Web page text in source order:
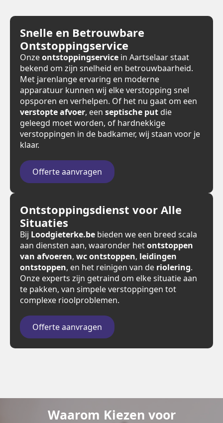
Snelle en Betrouwbare
Ontstoppingservice
Onzeontstoppingservice in Aartselaar staat
bekend om zijn snelheid en betrouwbaarheid.
Met jarenlange ervaring en moderne
apparatuur kunnen wij elke verstopping snel
opsporen en verhelpen. Of het nu gaat om een
verstopte afvoer, een septische put die
geleegd moet worden, of hardnekkige
verstoppingen in de badkamer, wij staan voor je
klaar.
Offerte aanvragen
Ontstoppingsdienst voor Alle
Situaties
Bij Loodgieterke.be bieden we een breed scala
aan diensten aan, waaronder hetontstoppen
van afvoeren, wc ontstoppen, leidingen
ontstoppen, en het reinigen van de riolering.
Onze experts zijn getraind om elke situatie aan
te pakken, van simpele verstoppingen tot
complexe rioolproblemen.
Offerte aanvragen
Waarom Kiezen voor